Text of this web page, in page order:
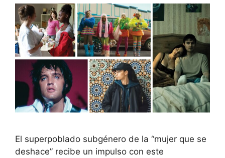
El superpoblado subgénero de la “mujer que se
deshace” recibe un impulso con este